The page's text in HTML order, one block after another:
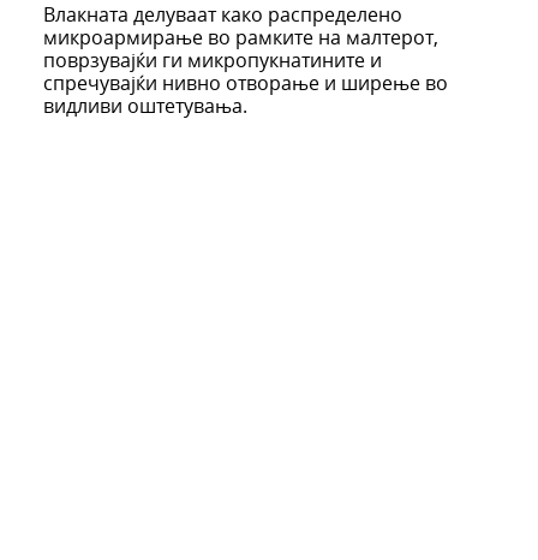
Влакната делуваат како распределено
микроармирање во рамките на малтерот,
поврзувајќи ги микропукнатините и
спречувајќи нивно отворање и ширење во
видливи оштетувања.